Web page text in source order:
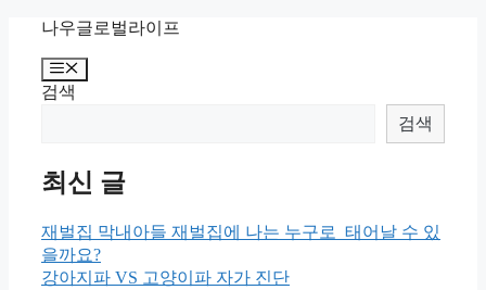
content
나우글로벌라이프
Menu
검색
검색
최신 글
재벌집 막내아들 재벌집에 나는 누구로 태어날 수 있
을까요?
강아지파 VS 고양이파 자가 진단